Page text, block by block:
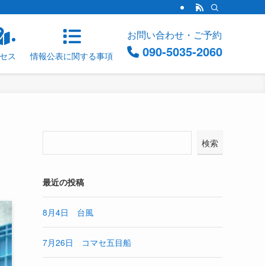
ス 情報公表に関する事項
お問い合わせ・ご予約
090-5035-2060
検索
最近の投稿
8月4日 台風
7月26日 コマセ五目船